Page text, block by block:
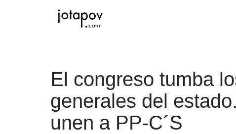
El congreso tumba
generales del
unen a PP-C´S